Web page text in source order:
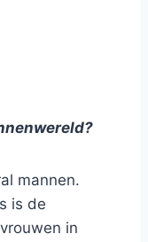
mannen.
is de
in